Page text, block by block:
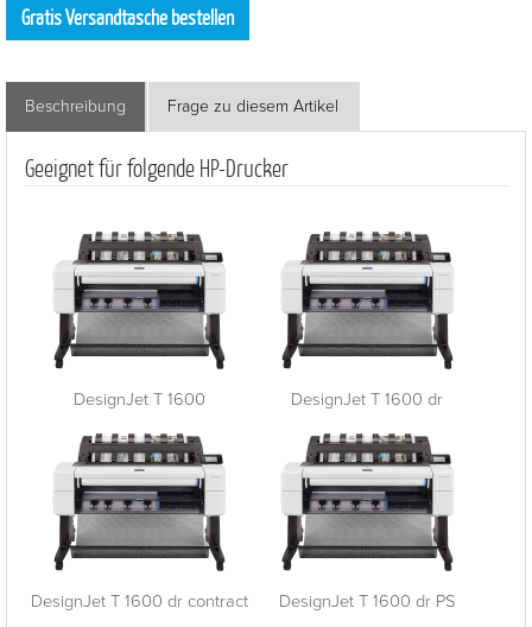
Gratis Versandtasche bestellen
Beschreibung Frage zu diesem Artikel
Geeignet für folgende HP-Drucker
DesignJet T 1600 DesignJet T 1600 dr
DesignJet T 1600 dr contract DesignJet T 1600 dr PS